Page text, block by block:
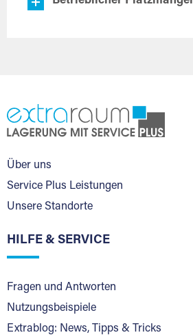
Über uns
Service Plus Leistungen
Unsere Standorte
HILFE & SERVICE
Fragen und Antworten
Nutzungsbeispiele
Extrablog: News, Tipps & Tricks